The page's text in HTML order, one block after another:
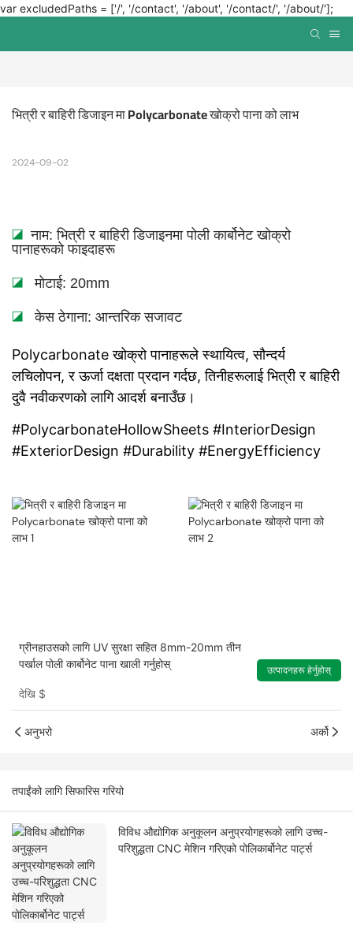
var excludedPaths = ['/', '/contact', '/about', '/contact/', '/about/'];
भित्री र बाहिरी डिजाइन मा Polycarbonate खोक्रो पाना को लाभ
2024-09-02
◪नाम: भित्री र बाहिरी डिजाइनमा पोली कार्बोनेट खोक्रो
पानाहरूको फाइदाहरू
◪ मोटाई: 20mm
◪ केस ठेगाना: आन्तरिक सजावट
Polycarbonate खोक्रो पानाहरूले स्थायित्व, सौन्दर्य
लचिलोपन, र ऊर्जा दक्षता प्रदान गर्दछ, तिनीहरूलाई भित्री र बाहिरी
दुवै नवीकरणको लागि आदर्श बनाउँछ।
#PolycarbonateHollowSheets #InteriorDesign
#ExteriorDesign #Durability #EnergyEfficiency
ग्रीनहाउसको लागि UV सुरक्षा सहित 8mm-20mm तीन
पर्खाल पोली कार्बोनेट पाना खाली गर्नुहोस्
देखि $
उत्पादनहरू हेर्नुहोस्
अनुभरो अर्को
तपाईंको लागि सिफारिस गरियो
विविध औद्योगिक अनुकूलन अनुप्रयोगहरूको लागि उच्च-
परिशुद्धता CNC मेशिन गरिएको पोलिकार्बोनेट पार्ट्स